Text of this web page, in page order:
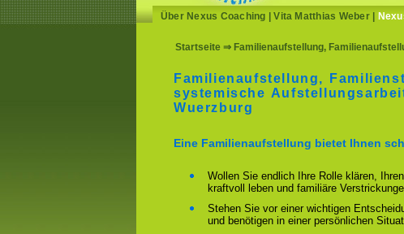
Über Nexus Coaching |Vita Matthias Weber|
Startseite ⇒ Familienaufstellung,
Familienaufstellung,
systemische
Wuerzburg
Eine Familienaufstellung bietet Ihnen
Wollen Sie endlich Ihre Rolle klären,
kraftvoll leben und familiäre
Stehen Sie vor einer wichtigen
und benötigen in einer persönlichen